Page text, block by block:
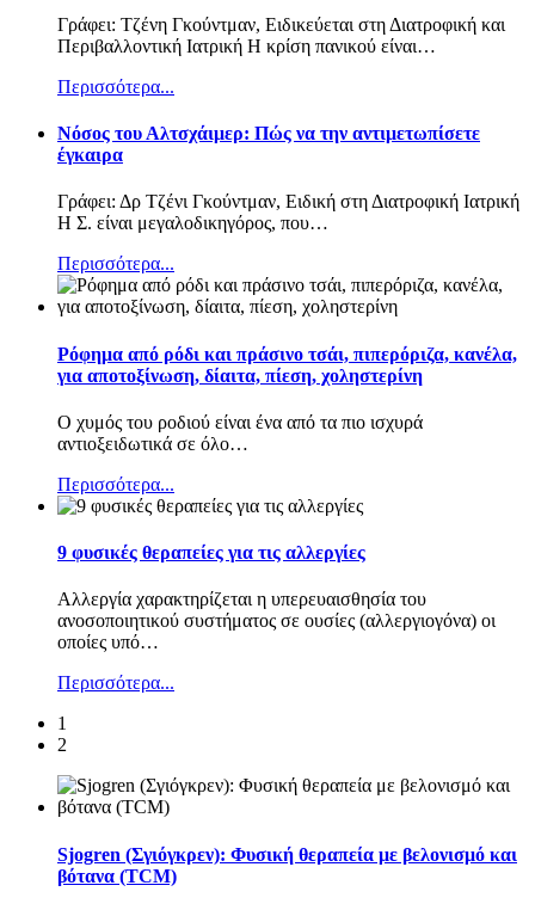
Γράφει: Τζένη Γκούντμαν, Ειδικεύεται στη Διατροφική και
Περιβαλλοντική Ιατρική Η κρίση πανικού είναι…
Περισσότερα...
Nόσος του Αλτσχάιμερ: Πώς να την αντιμετωπίσετε
έγκαιρα
Γράφει: Δρ Τζένι Γκούντμαν, Ειδική στη Διατροφική Ιατρική
Η Σ. είναι μεγαλοδικηγόρος, που…
Περισσότερα...
Ρόφημα από ρόδι και πράσινο τσάι, πιπερόριζα, κανέλα,
για αποτοξίνωση, δίαιτα, πίεση, χοληστερίνη
Ο χυμός του ροδιού είναι ένα από τα πιο ισχυρά
αντιοξειδωτικά σε όλο…
Περισσότερα...
9 φυσικές θεραπείες για τις αλλεργίες
Αλλεργία χαρακτηρίζεται η υπερευαισθησία του
ανοσοποιητικού συστήματος σε ουσίες (αλλεργιογόνα) οι
οποίες υπό…
Περισσότερα...
1
2
Sjogren (Σγιόγκρεν): Φυσική θεραπεία με βελονισμό και
βότανα (TCM)